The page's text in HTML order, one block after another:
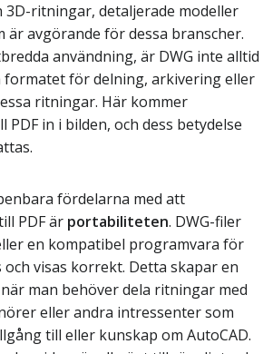
3D-ritningar, detaljerade modeller
är avgörande för dessa branscher.
användning, är DWG inte alltid
formatet för delning, arkivering eller
ritningar. Här kommer
in i bilden, och dess betydelse
fördelarna med att
PDF är portabiliteten. DWG-filer
en kompatibel programvara för
visas korrekt. Detta skapar en
man behöver dela ritningar med
eller andra intressenter som
till eller kunskap om AutoCAD.